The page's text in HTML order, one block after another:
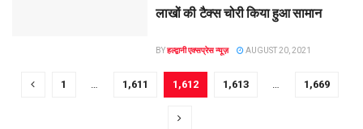
लाखों की टैक्स चोरी किया हुआ सामान
BYहल्द्वानी एक्सप्रेस न्यूज़ AUGUST 20, 2021
1 … 1,611 1,612 1,613 … 1,669